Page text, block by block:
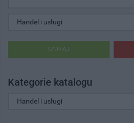
SZUKAJ
Kategorie katalogu